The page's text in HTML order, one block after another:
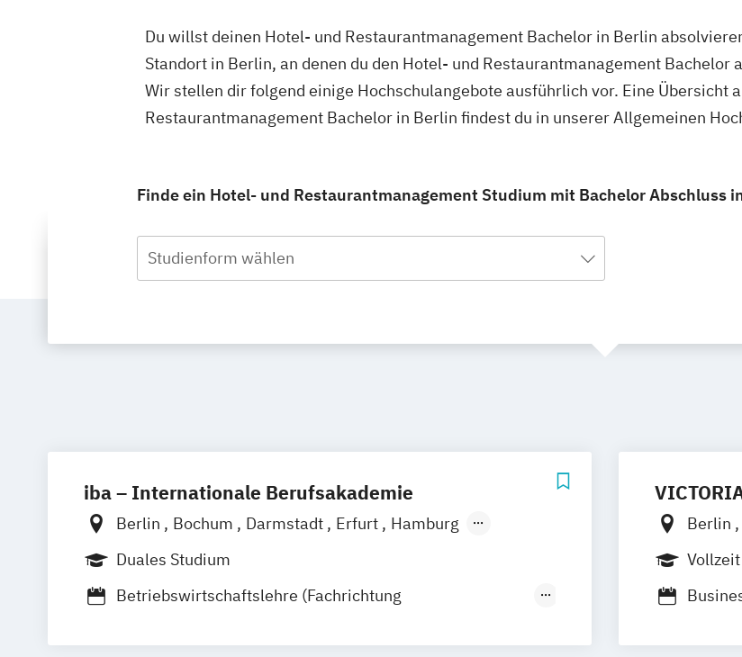
Du willst deinen Hotel- und Restaurantmanagement Bachelor in Berlin
Standort in Berlin, an denen du den Hotel- und Restaurantmanagement Bachelor
Wir stellen dir folgend einige Hochschulangebote ausführlich vor. Eine Übersicht
Restaurantmanagement Bachelor in Berlin findest du in unserer Allgemeinen
Finde ein Hotel- und Restaurantmanagement Studium mit Bachelor Abschluss
Studienform wählen
iba – Internationale Berufsakademie
Berlin Bochum Darmstadt Erfurt
Hamburg
Heidelberg
Duales Studium
Betriebswirtschaftslehre (Fachrichtung
Betriebswirtschaftslehre (Fachrichtung Hotel- und
Berlin
Vollzeit